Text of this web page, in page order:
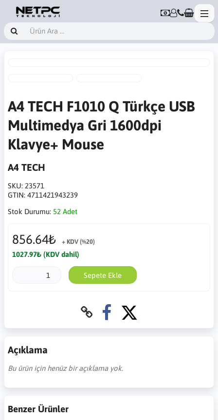
A4 TECH F1010 Q Türkçe USB
Multimedya Gri 1600dpi
Klavye+ Mouse
A4 TECH
SKU: 23571
GTIN: 4711421943239
Stok Durumu: 52 Adet
856.64₺ + KDV (%20)
1027.97₺ (KDV dahil)
Sepete Ekle
Açıklama
Bu ürün için henüz bir açıklama yok.
Benzer Ürünler